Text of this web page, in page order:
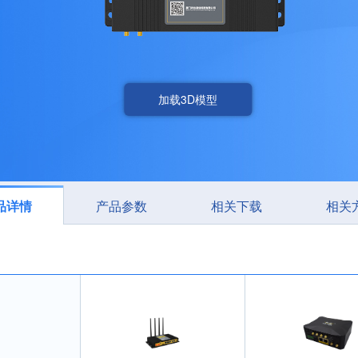
加载3D模型
详情 产品参数 相关下载 相关